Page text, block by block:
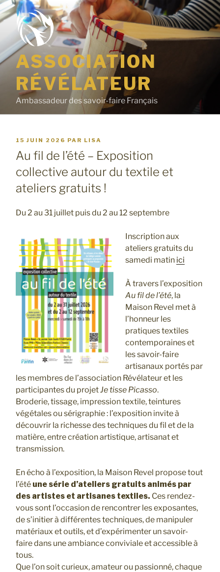
Aller
au
contenu
principal
ASSOCIATION
RÉVÉLATEUR
Ambassadeur des savoir-faire Français
PUBLIÉ
LE
15 JUIN 2026 PAR LISA
Au fil de l’été – Exposition
collective autour du textile et
ateliers gratuits !
Du 2 au 31 juillet puis du 2 au 12 septembre
Inscription aux
ateliers gratuits du
samedi matin ici
À travers l’exposition
Au fil de l’été, la
Maison Revel met à
l’honneur les
pratiques textiles
contemporaines et
les savoir-faire
artisanaux portés par
les membres de l’association Révélateur et les
participantes du projetJe tisse Picasso.
Broderie, tissage, impression textile, teintures
végétales ou sérigraphie : l’exposition invite à
découvrir la richesse des techniques du fil et de la
matière, entre création artistique, artisanat et
transmission.
En écho à l’exposition, la Maison Revel propose tout
l’été une série d’ateliers gratuits animés par
des artistes et artisanes textiles. Ces rendez-
vous sont l’occasion de rencontrer les exposantes,
de s’initier à différentes techniques, de manipuler
matériaux et outils, et d’expérimenter un savoir-
faire dans une ambiance conviviale et accessible à
tous.
Que l’on soit curieux, amateur ou passionné, chaque